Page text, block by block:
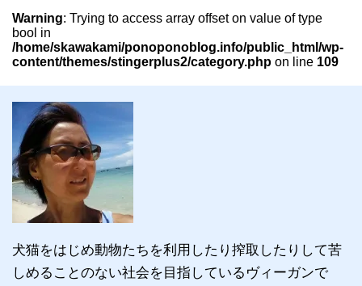
Warning: Trying to access array offset on value of type
bool in
/home/skawakami/ponoponoblog.info/public_html/wp-
content/themes/stingerplus2/category.php on line 109
犬猫をはじめ動物たちを利用したり搾取したりして苦
しめることのない社会を目指しているヴィーガンで